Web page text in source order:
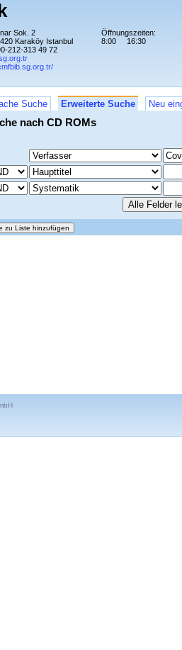
Sok. 2
Karaköy Istanbul
212-313 49 72
Öffnungszeiten:
8:00
16:30
Suche Erweiterte Suche Neu
nach CD ROMs